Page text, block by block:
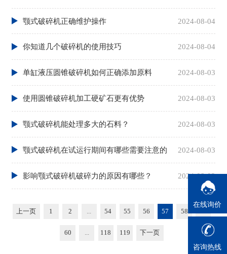
颚式破碎机正确维护操作 2024-08-04
你知道几个破碎机的使用技巧 2024-08-04
单缸液压圆锥破碎机如何正确添加原料 2024-08-03
使用圆锥破碎机加工硬矿石更有优势 2024-08-03
颚式破碎机能处理多大的石料？ 2024-08-03
颚式破碎机在试运行期间有哪些需要注意的
地方
2024-08-03
影响颚式破碎机破碎力的原因有哪些？ 2024-08-02
上一页 1 2 ... 54 55 56 57 58
60 ... 118 119 下一页
在线询价
咨询热线